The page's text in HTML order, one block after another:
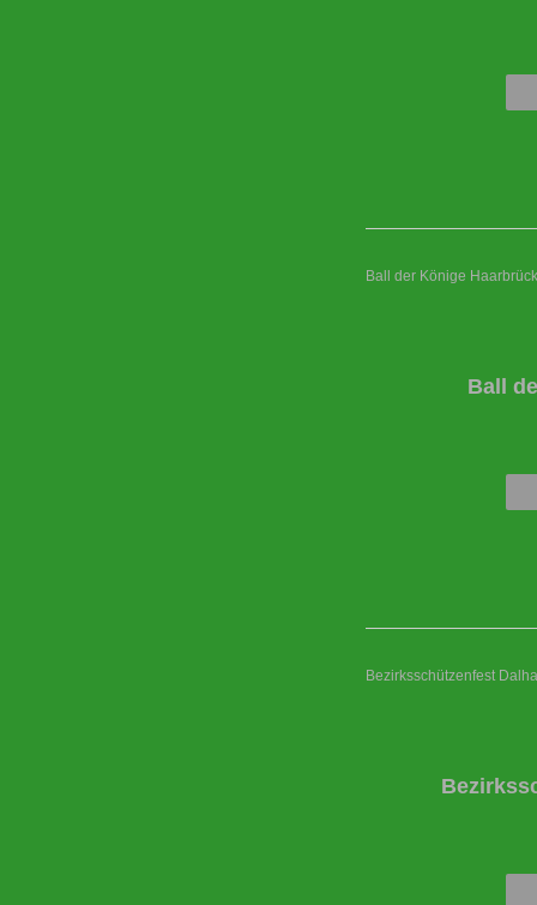
Ball der Könige
Ball
Bezirksschützenfest